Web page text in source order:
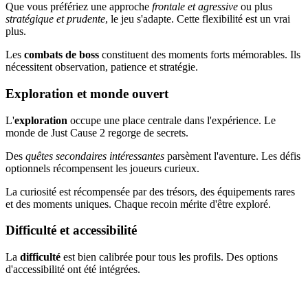
Que vous préfériez une approche frontale et agressive ou plus
stratégique et prudente, le jeu s'adapte. Cette flexibilité est un vrai
plus.
Les combats de boss constituent des moments forts mémorables. Ils
nécessitent observation, patience et stratégie.
Exploration et monde ouvert
L'exploration occupe une place centrale dans l'expérience. Le
monde de Just Cause 2 regorge de secrets.
Des quêtes secondaires intéressantes parsèment l'aventure. Les défis
optionnels récompensent les joueurs curieux.
La curiosité est récompensée par des trésors, des équipements rares
et des moments uniques. Chaque recoin mérite d'être exploré.
Difficulté et accessibilité
La difficulté est bien calibrée pour tous les profils. Des options
d'accessibilité ont été intégrées.